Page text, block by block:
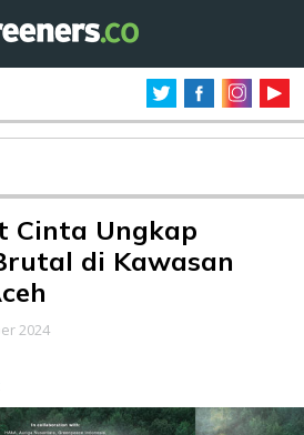
Cinta Ungkap
di Kawasan
2024